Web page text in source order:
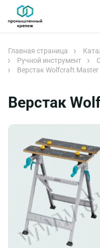
Главная страница
Ручной инструмент
Верстак Wolfcraft Master
Верстак